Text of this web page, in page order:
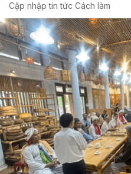
Cập nhập tin tức Cách làm